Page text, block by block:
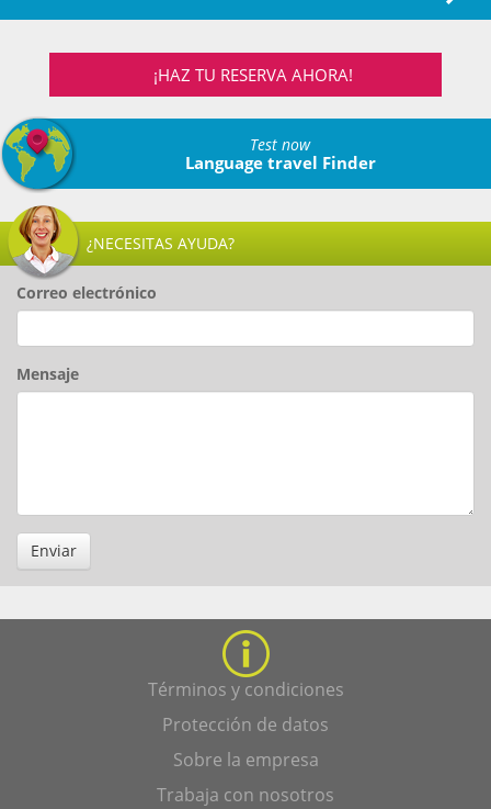
¡HAZ TU RESERVA AHORA!
Test now
Language travel Finder
¿NECESITAS AYUDA?
Correo electrónico
Mensaje
Enviar
Términos y condiciones
Protección de datos
Sobre la empresa
Trabaja con nosotros